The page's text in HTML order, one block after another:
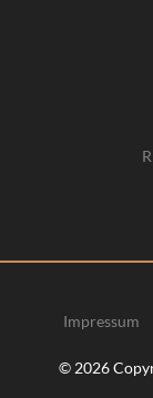
© 2026
Impressum